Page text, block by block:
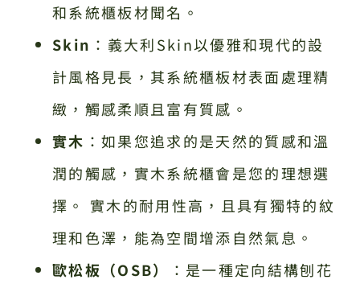
和系統櫃板材聞名。
Skin ：義大利Skin以優雅和現代的設
計風格見長，其系統櫃板材表面處理精
緻，觸感柔順且富有質感。
實木 ：如果您追求的是天然的質感和溫
潤的觸感，實木系統櫃會是您的理想選
擇。 實木的耐用性高，且具有獨特的紋
理和色澤，能為空間增添自然氣息。
歐松板（OSB）
：是一種定向結構刨花